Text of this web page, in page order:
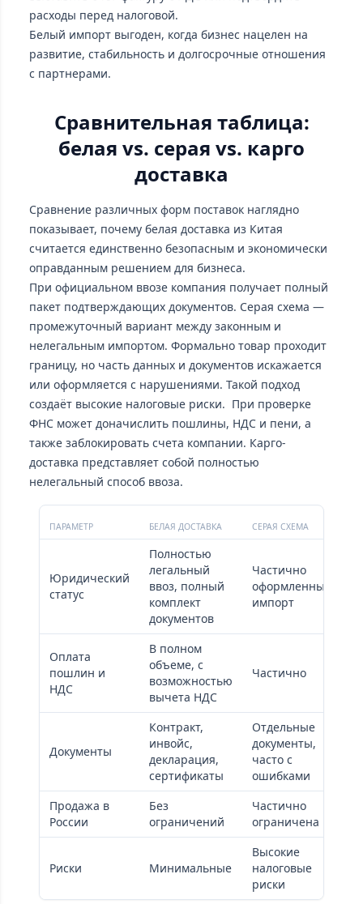
расходы перед налоговой.
Белый импорт выгоден, когда бизнес нацелен на
развитие, стабильность и долгосрочные отношения
с партнерами.
Сравнительная таблица:
белая vs. серая vs. карго
доставка
Сравнение различных форм поставок наглядно
показывает, почему белая доставка из Китая
считается единственно безопасным и экономически
оправданным решением для бизнеса.
При официальном ввозе компания получает полный
пакет подтверждающих документов. Серая схема —
промежуточный вариант между законным и
нелегальным импортом. Формально товар проходит
границу, но часть данных и документов искажается
или оформляется с нарушениями. Такой подход
создаёт высокие налоговые риски. При проверке
ФНС может доначислить пошлины, НДС и пени, а
также заблокировать счета компании. Карго-
доставка представляет собой полностью
нелегальный способ ввоза.
ПАРАМЕТР БЕЛАЯ ДОСТАВКА СЕРАЯ СХЕМА
Юридический
статус
Полностью
легальный
ввоз, полный
комплект
документов
Частично
оформленный
импорт
Оплата
пошлин и
НДС
В полном
объеме, с
возможностью
вычета НДС
Частично
Документы
Контракт,
инвойс,
декларация,
сертификаты
Отдельные
документы,
часто с
ошибками
Продажа в
России
Без
ограничений
Частично
ограничена
Риски Минимальные
Высокие
налоговые
риски